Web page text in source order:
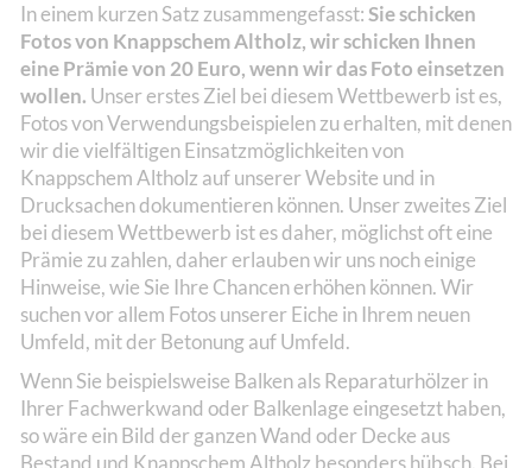
In einem kurzen Satz zusammengefasst:Sie schicken
Fotos von Knappschem Altholz, wir schicken Ihnen
eine Prämie von 20 Euro, wenn wir das Foto einsetzen
wollen. Unser erstes Ziel bei diesem Wettbewerb ist es,
Fotos von Verwendungsbeispielen zu erhalten, mit denen
wir die vielfältigen Einsatzmöglichkeiten von
Knappschem Altholz auf unserer Website und in
Drucksachen dokumentieren können. Unser zweites Ziel
bei diesem Wettbewerb ist es daher, möglichst oft eine
Prämie zu zahlen, daher erlauben wir uns noch einige
Hinweise, wie Sie Ihre Chancen erhöhen können. Wir
suchen vor allem Fotos unserer Eiche in Ihrem neuen
Umfeld, mit der Betonung auf Umfeld.
Wenn Sie beispielsweise Balken als Reparaturhölzer in
Ihrer Fachwerkwand oder Balkenlage eingesetzt haben,
so wäre ein Bild der ganzen Wand oder Decke aus